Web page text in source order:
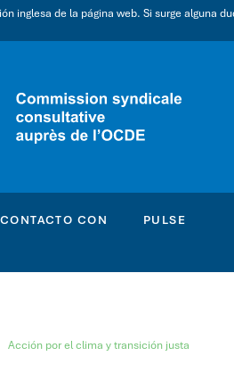
inglesa de la página web. Si surge alguna
CON
PULSE
Acción por el clima y transición justa